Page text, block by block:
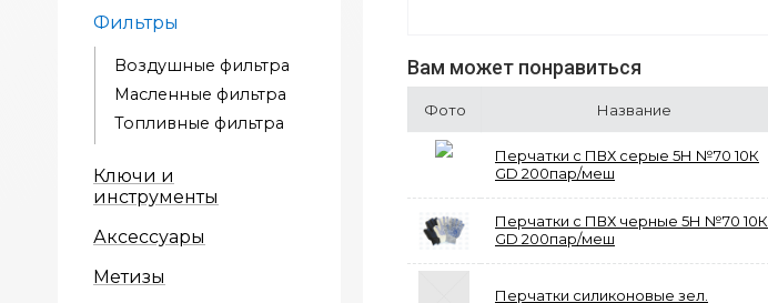
Фильтры
Воздушные фильтра
Масленные фильтра
Топливные фильтра
Ключи и
инструменты
Аксессуары
Метизы
Вам может понравиться
Фото Название
Перчатки с ПВХ серые 5Н №70 10К
GD 200пар/меш
Перчатки с ПВХ черные 5Н №70 10К
GD 200пар/меш
Перчатки силиконовые зел.